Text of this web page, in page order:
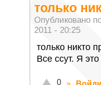
только
Опубликовано
2011 - 20:25
только никто
Все ссут. Я
Отлично!
0